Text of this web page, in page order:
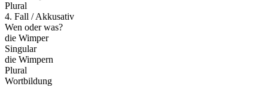
Plural
4. Fall / Akkusativ
Wen oder was?
die Wimper
Singular
die Wimpern
Plural
Wortbildung